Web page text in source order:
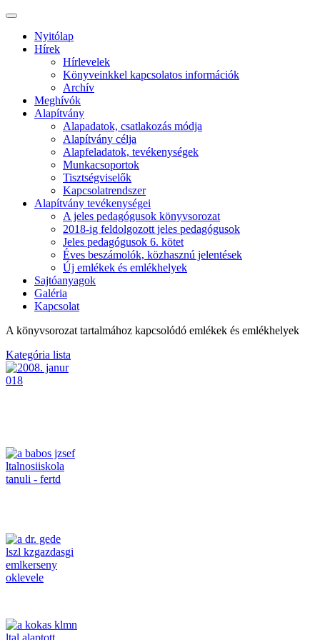
Nyitólap
Hírek
Hírlevelek
Könyveinkkel kapcsolatos információk
Archív
Meghívók
Alapítvány
Alapadatok, csatlakozás módja
Alapítvány célja
Alapfeladatok, tevékenységek
Munkacsoportok
Tisztségviselők
Kapcsolatrendszer
Alapítvány tevékenységei
A jeles pedagógusok könyvsorozat
2018-ig feldolgozott jeles pedagógusok
Jeles pedagógusok 6. kötet
Éves beszámolók, közhasznú jelentések
Új emlékek és emlékhelyek
Sajtóanyagok
Galéria
Kapcsolat
A könyvsorozat tartalmához kapcsolódó emlékek és emlékhelyek
Kategória lista